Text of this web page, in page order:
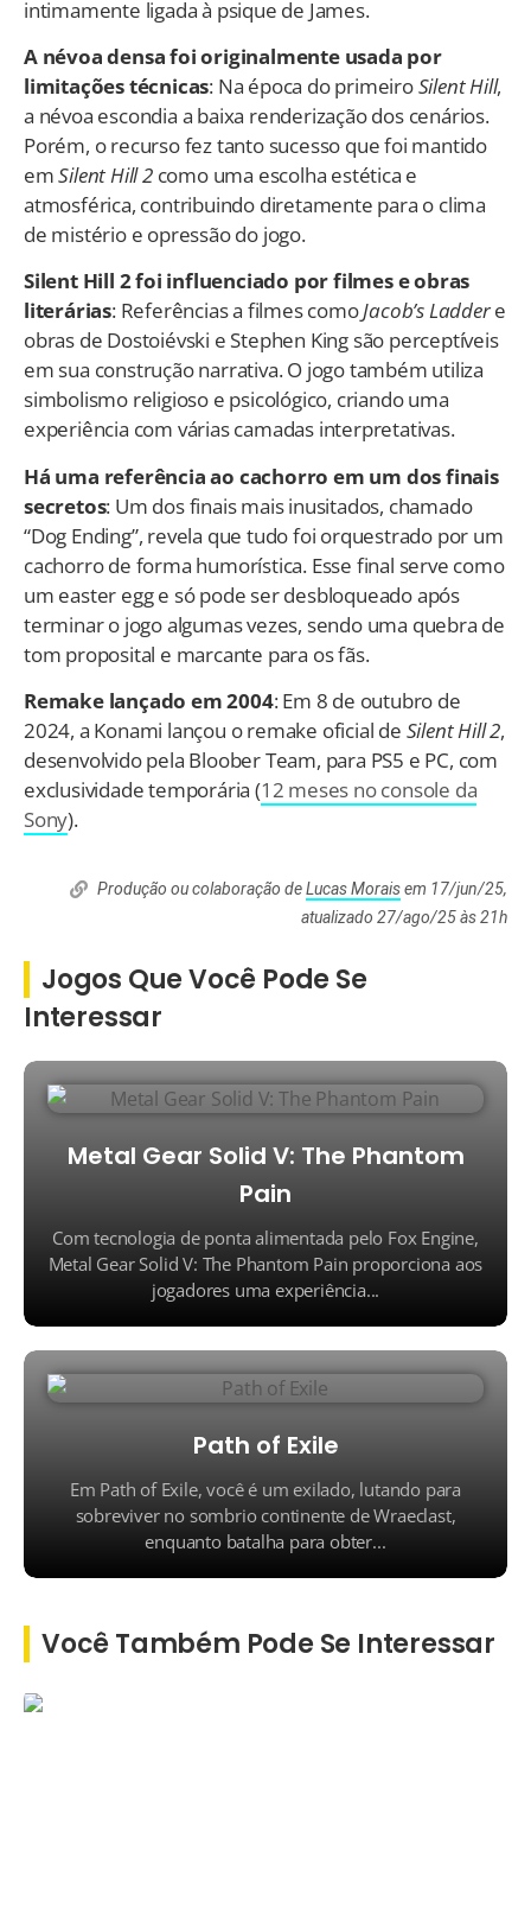
intimamente ligada à psique de James.
A névoa densa foi originalmente usada por
limitações técnicas: Na época do primeiroSilent Hill,
a névoa escondia a baixa renderização dos cenários.
Porém, o recurso fez tanto sucesso que foi mantido
emSilent Hill 2como uma escolha estética e
atmosférica, contribuindo diretamente para o clima
de mistério e opressão do jogo.
Silent Hill 2 foi influenciado por filmes e obras
literárias: Referências a filmes comoJacob’s Laddere
obras de Dostoiévski e Stephen King são perceptíveis
em sua construção narrativa. O jogo também utiliza
simbolismo religioso e psicológico, criando uma
experiência com várias camadas interpretativas.
Há uma referência ao cachorro em um dos finais
secretos: Um dos finais mais inusitados, chamado
“Dog Ending”, revela que tudo foi orquestrado por um
cachorro de forma humorística. Esse final serve como
um easter egg e só pode ser desbloqueado após
terminar o jogo algumas vezes, sendo uma quebra de
tom proposital e marcante para os fãs.
Remake lançado em 2004: Em 8 de outubro de
2024, a Konami lançou o remake oficial de Silent Hill 2,
desenvolvido pela Bloober Team, para PS5 e PC, com
exclusividade temporária (12 meses no console da
Sony).
Produção ou colaboração deLucas Moraisem 17/jun/25,
atualizado 27/ago/25 às 21h
Jogos Que Você Pode Se
Interessar
Metal Gear Solid V: The Phantom
Pain
Com tecnologia de ponta alimentada pelo Fox Engine,
Metal Gear Solid V: The Phantom Pain proporciona aos
jogadores uma experiência...
Path of Exile
Em Path of Exile, você é um exilado, lutando para
sobreviver no sombrio continente de Wraeclast,
enquanto batalha para obter...
Você Também Pode Se Interessar